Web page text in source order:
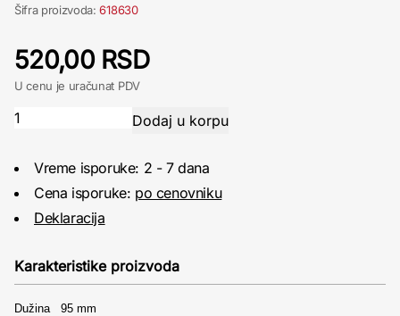
Šifra proizvoda:618630
520,00 RSD
U cenu je uračunat PDV
Vreme isporuke: 2 - 7 dana
Cena isporuke: po cenovniku
Deklaracija
Karakteristike proizvoda
Dužina 95 mm